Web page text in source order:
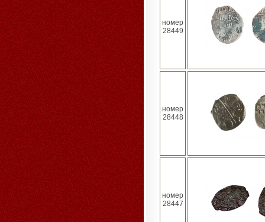
номер
28449
номер
28448
номер
28447